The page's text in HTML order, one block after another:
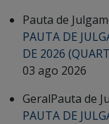
Pauta de
PAUTA DE
DE 2026
03 ago 2026
GeralPauta de
PAUTA DE